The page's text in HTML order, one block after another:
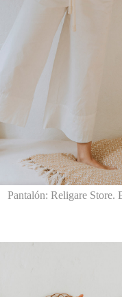
Pantalón: Religare Store.